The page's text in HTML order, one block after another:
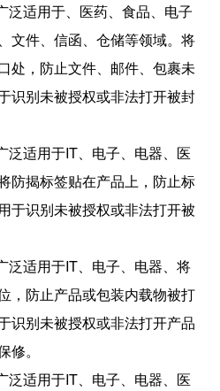
泛适用于、医药、食品、电子
文件、信函、仓储等领域。将
处，防止文件、邮件、包裹未
识别未被授权或非法打开被封
泛适用于IT、电子、电器、医
防揭标签贴在产品上，防止标
于识别未被授权或非法打开被
泛适用于IT、电子、电器、将
，防止产品或包装内载物被打
识别未被授权或非法打开产品
。
泛适用于IT、电子、电器、医